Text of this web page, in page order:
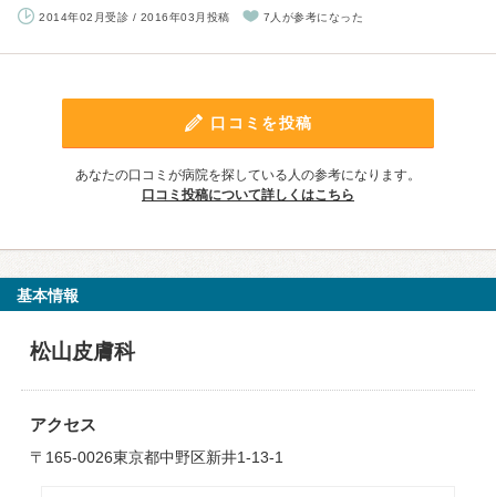
2014年02月受診 / 2016年03月投稿 7人が参考になった
口コミを投稿
あなたの口コミが病院を探している人の参考になります。
口コミ投稿について詳しくはこちら
基本情報
松山皮膚科
アクセス
〒165-0026東京都中野区新井1-13-1